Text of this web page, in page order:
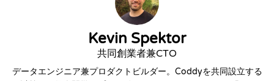
Kevin Spektor
共同創業者兼CTO
データエンジニア兼プロダクトビルダー。Coddyを共同設立する